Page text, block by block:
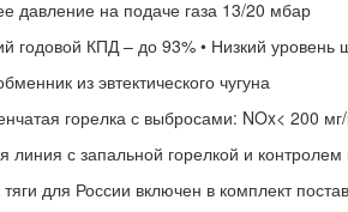
давление на подаче газа 13/20 мбар
годовой КПД – до 93% • Низкий
из эвтектического чугуна
горелка с выбросами: NOx< 200
линия с запальной горелкой и
тяги для России включен в комплект